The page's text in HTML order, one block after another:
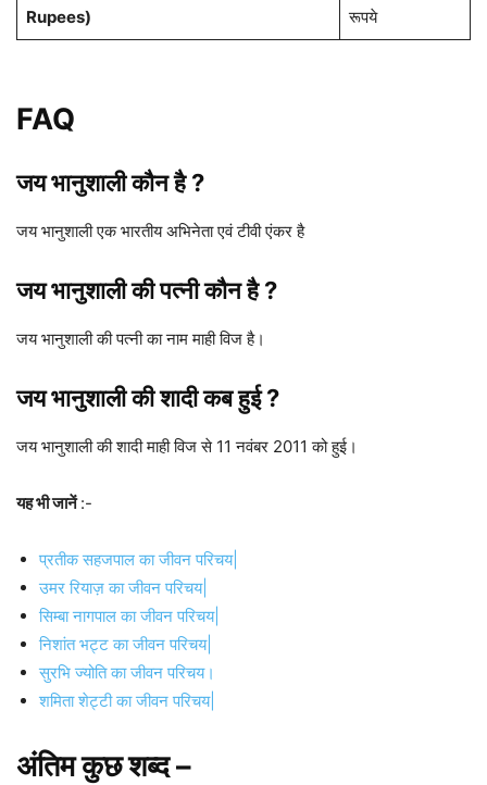
Rupees)
रूपये
FAQ
जय भानुशाली कौन है ?
जय भानुशाली एक भारतीय अभिनेता एवं टीवी एंकर है
जय भानुशाली की पत्नी कौन है ?
जय भानुशाली की पत्नी का नाम माही विज है।
जय भानुशाली की शादी कब हुई ?
जय भानुशाली की शादी माही विज से 11 नवंबर 2011 को हुई।
यह भी जानें:-
प्रतीक सहजपाल का जीवन परिचय|
उमर रियाज़ का जीवन परिचय|
सिम्‍बा नागपाल का जीवन परिचय|
निशांत भट्ट का जीवन परिचय|
सुरभि ज्योति का जीवन परिचय।
शमिता शेट्टी का जीवन परिचय|
अंतिम कुछ शब्द –